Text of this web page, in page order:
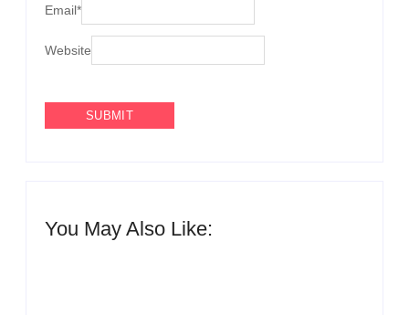
Email*
Website
You May Also Like: